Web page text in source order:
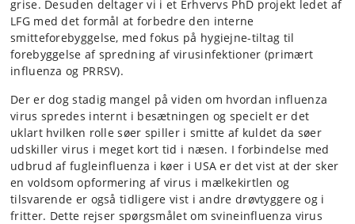
grise. Desuden deltager vi i et Erhvervs PhD projekt ledet af
LFG med det formål at forbedre den interne
smitteforebyggelse, med fokus på hygiejne-tiltag til
forebyggelse af spredning af virusinfektioner (primært
influenza og PRRSV).
Der er dog stadig mangel på viden om hvordan influenza
virus spredes internt i besætningen og specielt er det
uklart hvilken rolle søer spiller i smitte af kuldet da søer
udskiller virus i meget kort tid i næsen. I forbindelse med
udbrud af fugleinfluenza i køer i USA er det vist at der sker
en voldsom opformering af virus i mælkekirtlen og
tilsvarende er også tidligere vist i andre drøvtyggere og i
fritter. Dette rejser spørgsmålet om svineinfluenza virus